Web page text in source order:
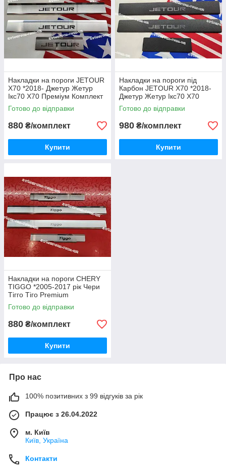
Накладки на пороги JETOUR
X70 *2018- Джетур Жетур
Ікс70 Х70 Преміум Комплект
Нержавійка з логотипом 4
одиниці
Готово до відправки
880 ₴/комплект
Купити
Накладки на пороги під
Карбон JETOUR X70 *2018-
Джетур Жетур Ікс70 Х70
Преміум Комплект Нерж з
логотипом 4 одиниці
Готово до відправки
980 ₴/комплект
Купити
Накладки на пороги CHERY
TIGGO *2005-2017 рік Чери
Тігго Тіго Premium
Нержавійка Комплект з
логотипом 4 одиниці Україна
Готово до відправки
880 ₴/комплект
Купити
Про нас
100% позитивних з 99 відгуків за рік
Працює з 26.04.2022
м. Київ
Київ, Україна
Контакти